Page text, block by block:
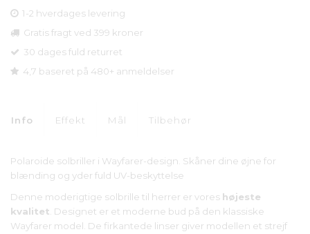
1-2 hverdages levering
Gratis fragt ved 399 kroner
30 dages fuld returret
4,7 baseret på 480+ anmeldelser
Info Effekt Mål Tilbehør
Polaroide solbriller i Wayfarer-design. Skåner dine øjne for
blænding og yder fuld UV-beskyttelse
Denne moderigtige solbrille til herrer er vores højeste
kvalitet . Designet er et moderne bud på den klassiske
Wayfarer model. De firkantede linser giver modellen et strejf